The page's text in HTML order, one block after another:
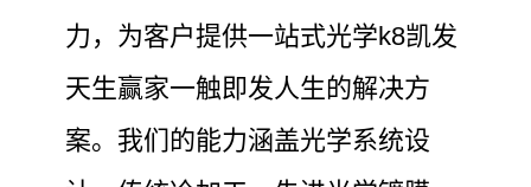
力，为客户提供一站式光学k8凯发
天生赢家一触即发人生的解决方
案。我们的能力涵盖光学系统设